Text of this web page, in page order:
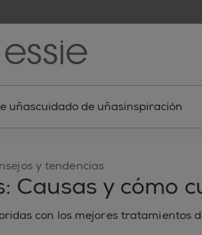
uñascuidado de uñasinspiración
y tendencias
Causas y cómo
con los mejores tratamientos